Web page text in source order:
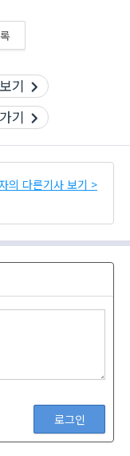
기
기
의 다른기사 보기 >
로그인